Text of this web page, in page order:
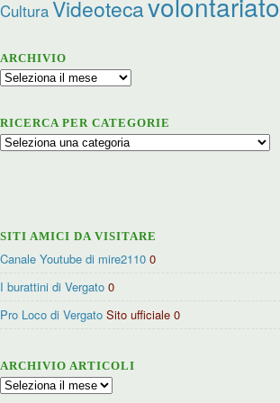
CulturaVideoteca
ARCHIVIO
Archivio
RICERCA PER CATEGORIE
Ricerca
SITI AMICI DA VISITARE
Canale Youtube di mire2110 0
I burattini di Vergato 0
Pro Loco di Vergato Sito ufficiale 0
ARCHIVIO ARTICOLI
Archivio